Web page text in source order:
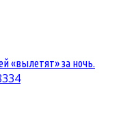
«вылетят» за ночь.